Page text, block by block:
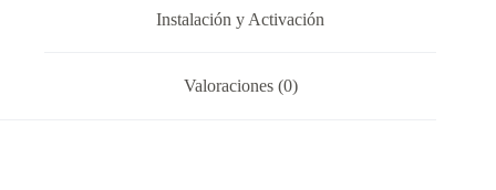
Instalación y Activación
Valoraciones (0)